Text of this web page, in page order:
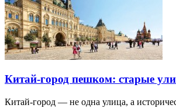
Китай-город пешком: старые
Китай-город — не одна улица, а